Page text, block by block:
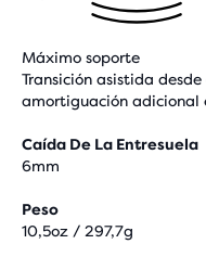
Máximo soporte
Transición asistida
amortiguación adicional
Caída De La Entresuela
6mm
Peso
10,5oz / 297,7g